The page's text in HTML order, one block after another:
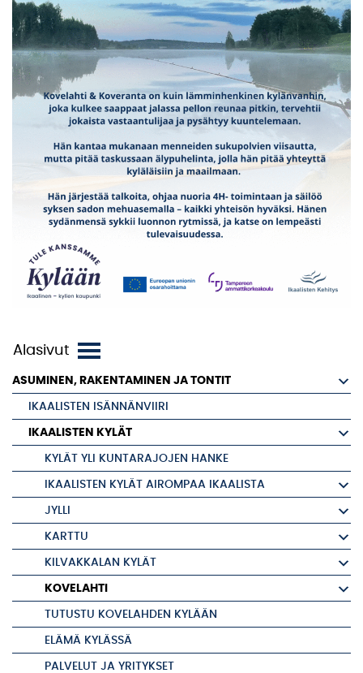
ASUMINEN, RAKENTAMINEN JA TONTIT
IKAALISTEN ISÄNNÄNVIIRI
IKAALISTEN KYLÄT
KYLÄT YLI KUNTARAJOJEN HANKE
IKAALISTEN KYLÄT AIROMPAA IKAALISTA
JYLLI
KARTTU
KILVAKKALAN KYLÄT
KOVELAHTI
TUTUSTU KOVELAHDEN KYLÄÄN
ELÄMÄ KYLÄSSÄ
PALVELUT JA YRITYKSET